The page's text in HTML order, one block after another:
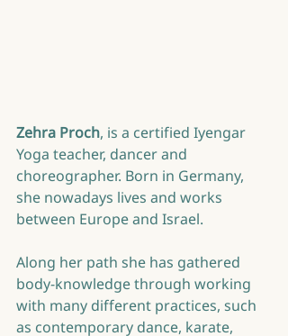
Zehra Proch, is a certified Iyengar
Yoga teacher, dancer and
choreographer. Born in Germany,
she nowadays lives and works
between Europe and Israel.
Along her path she has gathered
body-knowledge through working
with many different practices, such
as contemporary dance, karate,